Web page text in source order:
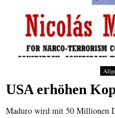
USA erhöhen
Maduro wird mit 50 Millionen